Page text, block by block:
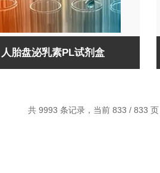
人胎盘泌乳素PL试剂盒
共 9993 条记录，当前 833 / 833 页